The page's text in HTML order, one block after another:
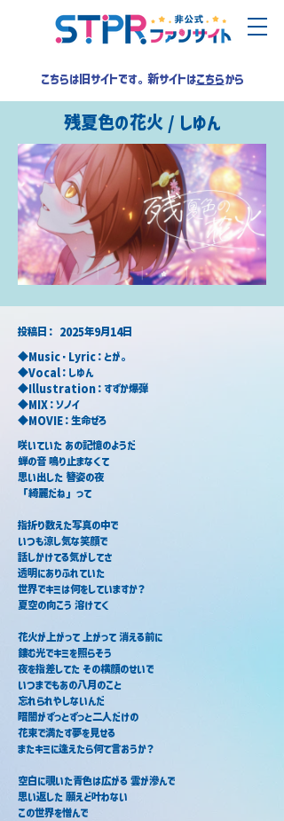
こちらは旧サイトです。新サイトはこちらから
残夏色の花火 / しゆん
​投稿日： 2025年9月14日
◆Music・Lyric：とが。
◆Vocal：しゆん
◆Illustration：すずか爆弾
◆MIX：ソノイ
◆MOVIE：生命ぜろ
咲いていた あの記憶のようだ
蝉の音 鳴り止まなくて
思い出した 簪姿の夜
「綺麗だね」って
指折り数えた写真の中で
いつも涼し気な笑顔で
話しかけてる気がしてさ
透明にありふれていた
世界でキミは何をしていますか？
夏空の向こう 溶けてく
花火が上がって 上がって 消える前に
鏤む光でキミを照らそう
夜を指差してた その横顔のせいで
いつまでもあの八月のこと
忘れられやしないんだ
暗闇がずっとずっと二人だけの
花束で満たす夢を見せる
またキミに逢えたら何て言おうか？
空白に覗いた青色は広がる 雲が滲んで
思い返した 願えど叶わない
この世界を憎んで